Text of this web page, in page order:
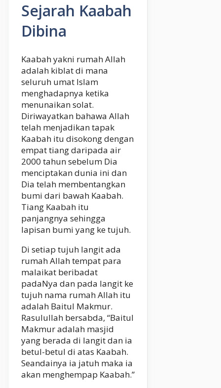
Sejarah Kaabah
Dibina
Kaabah yakni rumah Allah
adalah kiblat di mana
seluruh umat Islam
menghadapnya ketika
menunaikan solat.
Diriwayatkan bahawa Allah
telah menjadikan tapak
Kaabah itu disokong dengan
empat tiang daripada air
2000 tahun sebelum Dia
menciptakan dunia ini dan
Dia telah membentangkan
bumi dari bawah Kaabah.
Tiang Kaabah itu
panjangnya sehingga
lapisan bumi yang ke tujuh.
Di setiap tujuh langit ada
rumah Allah tempat para
malaikat beribadat
padaNya dan pada langit ke
tujuh nama rumah Allah itu
adalah Baitul Makmur.
Rasulullah bersabda, “Baitul
Makmur adalah masjid
yang berada di langit dan ia
betul-betul di atas Kaabah.
Seandainya ia jatuh maka ia
akan menghempap Kaabah.”